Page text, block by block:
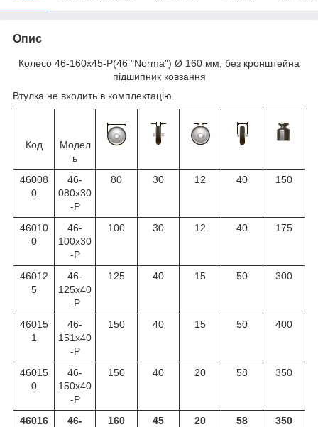
Опис
Колесо 46-160х45-P(46 "Norma") Ø 160 мм, без кронштейна
підшипник ковзання
Втулка не входить в комплектацію.
Код
Модел
ь
46008
0
46-
080х30
-P
80 30 12 40 150
46010
0
46-
100х30
-P
100 30 12 40 175
46012
5
46-
125х40
-P
125 40 15 50 300
46015
1
46-
151х40
-P
150 40 15 50 400
46015
0
46-
150х40
-P
150 40 20 58 350
46016
46-
160 45 20 58 350